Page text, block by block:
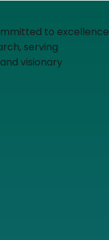
to excellence
serving
visionary